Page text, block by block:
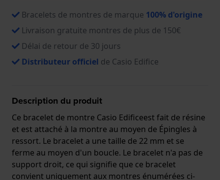
Bracelets de montres de marque 100% d'origine
Livraison gratuite montres de plus de 150€
Délai de retour de 30 jours
Distributeur officiel de Casio Edifice
Description du produit
Ce bracelet de montre Casio Edificeest fait de résine
et est attaché à la montre au moyen de Épingles à
ressort. Le bracelet a une taille de 22 mm et se
ferme au moyen d'un boucle. Le bracelet n'a pas de
support droit, ce qui signifie que ce bracelet
convient uniquement aux montres énumérées ci-